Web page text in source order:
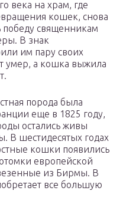
века на храм, где
кошек, снова
победу священникам
В знак
им пару своих
умер, а кошка выжила
порода была
еще в 1825 году,
остались живы
В шестидесятых годах
кошки появились
европейской
из Бирмы. В
все большую